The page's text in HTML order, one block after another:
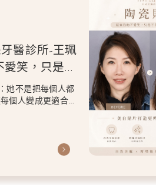
【陶瓷貼片】星采牙醫診所-
伊醫師-從門牙縫到自信笑容
白貼片打造更精緻的微笑曲
王珮伊醫師在規劃貼片時，除了考量牙齒
條件，也會從臉型比例、唇型弧度、微笑
等細節出發，協助患者...